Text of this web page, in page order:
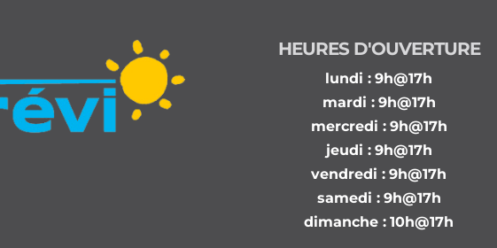
HEURES D'OUVERTURE
lundi : 9h@17h
mardi : 9h@17h
mercredi : 9h@17h
jeudi : 9h@17h
vendredi : 9h@17h
samedi : 9h@17h
dimanche : 10h@17h